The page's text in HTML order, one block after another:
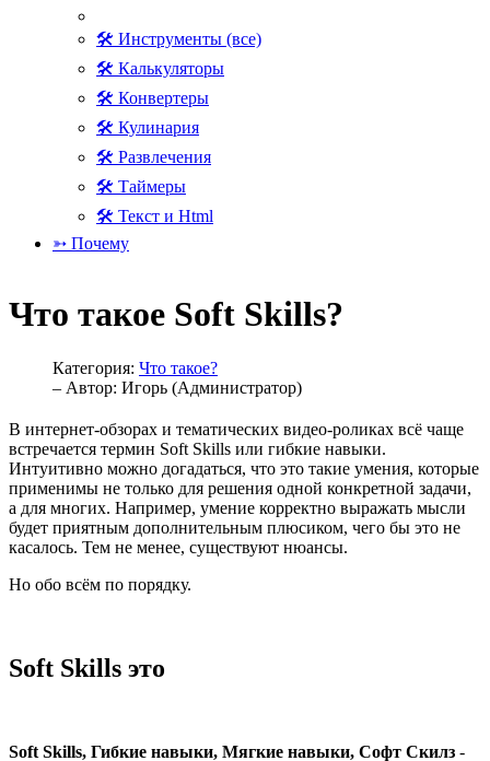
🛠 Инструменты (все)
🛠 Калькуляторы
🛠 Конвертеры
🛠 Кулинария
🛠 Развлечения
🛠 Таймеры
🛠 Текст и Html
➳ Почему
Что такое Soft Skills?
Категория: Что такое?
– Автор: Игорь (Администратор)
В интернет-обзорах и тематических видео-роликах всё чаще
встречается термин Soft Skills или гибкие навыки.
Интуитивно можно догадаться, что это такие умения, которые
применимы не только для решения одной конкретной задачи,
а для многих. Например, умение корректно выражать мысли
будет приятным дополнительным плюсиком, чего бы это не
касалось. Тем не менее, существуют нюансы.
Но обо всём по порядку.
Soft Skills это
Soft Skills, Гибкие навыки, Мягкие навыки, Софт Скилз -